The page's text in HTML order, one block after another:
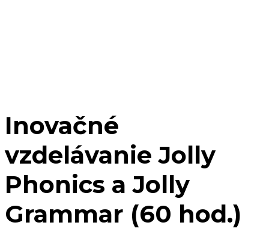
Inovačné
vzdelávanie Jolly
Phonics a Jolly
Grammar (60 hod.)